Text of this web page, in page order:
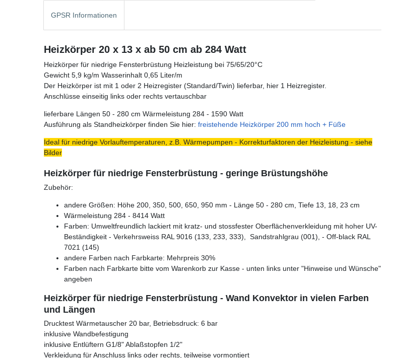
GPSR Informationen
Heizkörper 20 x 13 x ab 50 cm ab 284 Watt
Heizkörper für niedrige Fensterbrüstung Heizleistung bei 75/65/20°C
Gewicht 5,9 kg/m Wasserinhalt 0,65 Liter/m
Der Heizkörper ist mit 1 oder 2 Heizregister (Standard/Twin) lieferbar, hier 1 Heizregister.
Anschlüsse einseitig links oder rechts vertauschbar
lieferbare Längen 50 - 280 cm Wärmeleistung 284 - 1590 Watt
Ausführung als Standheizkörper finden Sie hier: freistehende Heizkörper 200 mm hoch + Füße
Ideal für niedrige Vorlauftemperaturen, z.B. Wärmepumpen - Korrekturfaktoren der Heizleistung - siehe
Bilder
Heizkörper für niedrige Fensterbrüstung - geringe Brüstungshöhe
Zubehör:
andere Größen: Höhe 200, 350, 500, 650, 950 mm - Länge 50 - 280 cm, Tiefe 13, 18, 23 cm
Wärmeleistung 284 - 8414 Watt
Farben: Umweltfreundlich lackiert mit kratz- und stossfester Oberflächenverkleidung mit hoher UV-
Beständigkeit - Verkehrsweiss RAL 9016 (133, 233, 333), Sandstrahlgrau (001), - Off-black RAL
7021 (145)
andere Farben nach Farbkarte: Mehrpreis 30%
Farben nach Farbkarte bitte vom Warenkorb zur Kasse - unten links unter "Hinweise und Wünsche"
angeben
Heizkörper für niedrige Fensterbrüstung - Wand Konvektor in vielen Farben
und Längen
Drucktest Wärmetauscher 20 bar, Betriebsdruck: 6 bar
inklusive Wandbefestigung
inklusive Entlüftern G1/8" Ablaßstopfen 1/2"
Verkleidung für Anschluss links oder rechts, teilweise vormontiert